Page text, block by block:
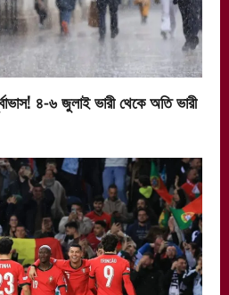
৪-৬ জুলাই ভারী থেকে অতি ভারী